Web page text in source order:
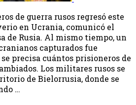
de guerra rusos regresó este
en Ucrania, comunicó el
de Rusia. Al mismo tiempo, un
capturados fue
precisa cuántos prisioneros de
Los militares rusos se
de Bielorrusia, donde se
…